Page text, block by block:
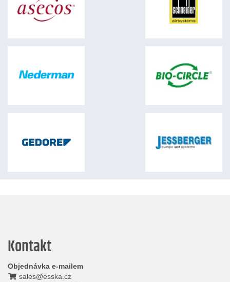
Kontakt
Objednávka e-mailem
sales@esska.cz